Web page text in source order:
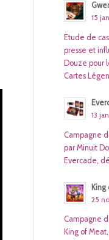
15
Etude de
presse et
Douze pour
Cartes
13
Campagne
par Minuit
Evercade,
King
25
Campagne
King of